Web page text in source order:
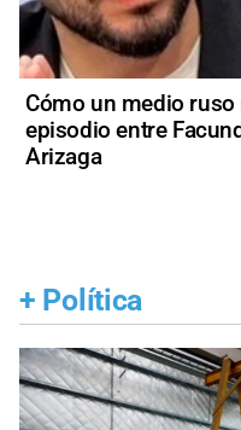
Cómo un medio
episodio entre
Arizaga
+ Política